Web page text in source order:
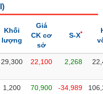
)
Khối
lượng
Giá
CK cơ
sở
S-X*
29,300 22,100 2,268
1,200 70,900 -34,989